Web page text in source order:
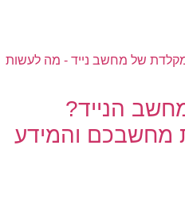
הנייד?
מחשבכם והמידע